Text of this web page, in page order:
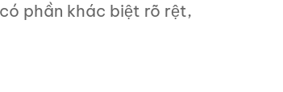
phần khác biệt rõ rệt,